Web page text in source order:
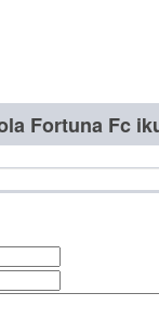
Fortuna Fc